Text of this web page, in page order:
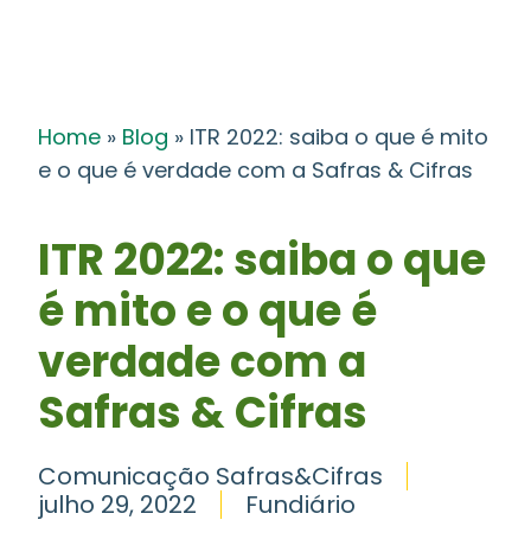
Home » Blog » ITR 2022: saiba o que é mito
e o que é verdade com a Safras & Cifras
ITR 2022: saiba o que
é mito e o que é
verdade com a
Safras & Cifras
Comunicação Safras&Cifras
julho 29, 2022
Fundiário